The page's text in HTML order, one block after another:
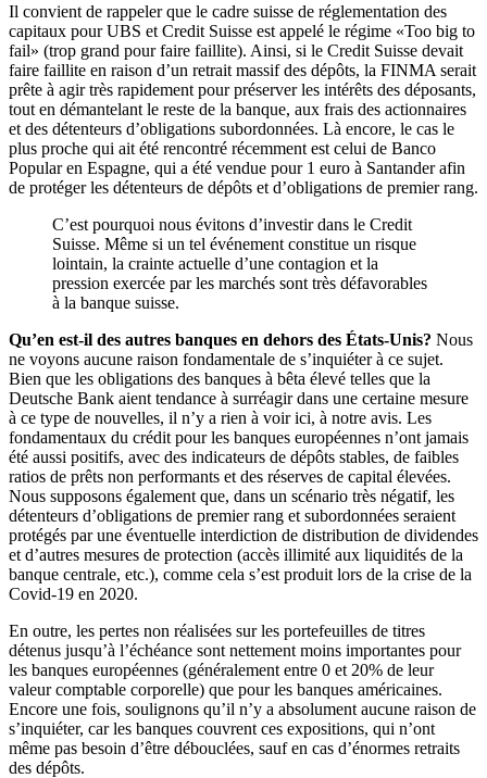
Il convient de rappeler que le cadre suisse de réglementation des
capitaux pour UBS et Credit Suisse est appelé le régime «Too big to
fail» (trop grand pour faire faillite). Ainsi, si le Credit Suisse devait
faire faillite en raison d’un retrait massif des dépôts, la FINMA serait
prête à agir très rapidement pour préserver les intérêts des déposants,
tout en démantelant le reste de la banque, aux frais des actionnaires
et des détenteurs d’obligations subordonnées. Là encore, le cas le
plus proche qui ait été rencontré récemment est celui de Banco
Popular en Espagne, qui a été vendue pour 1 euro à Santander afin
de protéger les détenteurs de dépôts et d’obligations de premier rang.
C’est pourquoi nous évitons d’investir dans le Credit
Suisse. Même si un tel événement constitue un risque
lointain, la crainte actuelle d’une contagion et la
pression exercée par les marchés sont très défavorables
à la banque suisse.
Qu’en est-il des autres banques en dehors des États-Unis? Nous
ne voyons aucune raison fondamentale de s’inquiéter à ce sujet.
Bien que les obligations des banques à bêta élevé telles que la
Deutsche Bank aient tendance à surréagir dans une certaine mesure
à ce type de nouvelles, il n’y a rien à voir ici, à notre avis. Les
fondamentaux du crédit pour les banques européennes n’ont jamais
été aussi positifs, avec des indicateurs de dépôts stables, de faibles
ratios de prêts non performants et des réserves de capital élevées.
Nous supposons également que, dans un scénario très négatif, les
détenteurs d’obligations de premier rang et subordonnées seraient
protégés par une éventuelle interdiction de distribution de dividendes
et d’autres mesures de protection (accès illimité aux liquidités de la
banque centrale, etc.), comme cela s’est produit lors de la crise de la
Covid-19 en 2020.
En outre, les pertes non réalisées sur les portefeuilles de titres
détenus jusqu’à l’échéance sont nettement moins importantes pour
les banques européennes (généralement entre 0 et 20% de leur
valeur comptable corporelle) que pour les banques américaines.
Encore une fois, soulignons qu’il n’y a absolument aucune raison de
s’inquiéter, car les banques couvrent ces expositions, qui n’ont
même pas besoin d’être débouclées, sauf en cas d’énormes retraits
des dépôts.